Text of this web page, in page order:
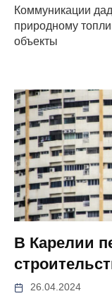
Коммуникации
природному
объекты
В Карелии
26.04.2024